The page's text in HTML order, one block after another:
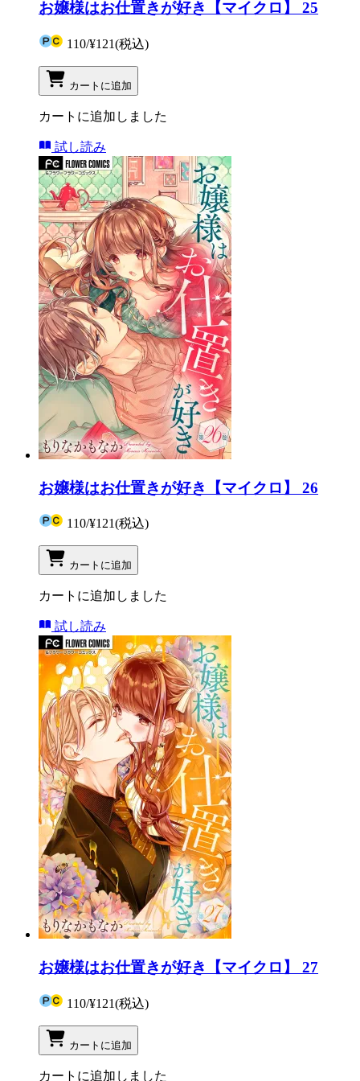
お嬢様はお仕置きが好き【マイクロ】 25
110/¥121(税込)
カートに追加
カートに追加しました
試し読み
お嬢様はお仕置きが好き【マイクロ】 26
110/¥121(税込)
カートに追加
カートに追加しました
試し読み
お嬢様はお仕置きが好き【マイクロ】 27
110/¥121(税込)
カートに追加
カートに追加しました